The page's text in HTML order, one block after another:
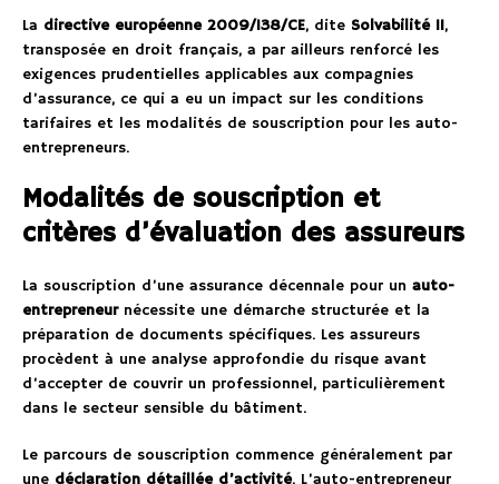
La directive européenne 2009/138/CE, dite Solvabilité II,
transposée en droit français, a par ailleurs renforcé les
exigences prudentielles applicables aux compagnies
d’assurance, ce qui a eu un impact sur les conditions
tarifaires et les modalités de souscription pour les auto-
entrepreneurs.
Modalités de souscription et
critères d’évaluation des assureurs
La souscription d’une assurance décennale pour un auto-
entrepreneurnécessite une démarche structurée et la
préparation de documents spécifiques. Les assureurs
procèdent à une analyse approfondie du risque avant
d’accepter de couvrir un professionnel, particulièrement
dans le secteur sensible du bâtiment.
Le parcours de souscription commence généralement par